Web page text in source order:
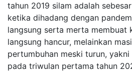
tahun 2019 silam adalah
ketika dihadang dengan
langsung serta merta membuat
langsung hancur, melainkan
pertumbuhan meski turun, yakni
pada triwulan pertama tahun